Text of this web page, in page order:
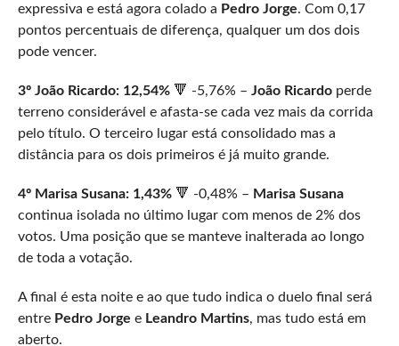
expressiva e está agora colado a Pedro Jorge. Com 0,17
pontos percentuais de diferença, qualquer um dos dois
pode vencer.
3º João Ricardo: 12,54%🔻 -5,76% – João Ricardoperde
terreno considerável e afasta-se cada vez mais da corrida
pelo título. O terceiro lugar está consolidado mas a
distância para os dois primeiros é já muito grande.
4º Marisa Susana: 1,43%🔻 -0,48% – Marisa Susana
continua isolada no último lugar com menos de 2% dos
votos. Uma posição que se manteve inalterada ao longo
de toda a votação.
A final é esta noite e ao que tudo indica o duelo final será
entre Pedro Jorge e Leandro Martins, mas tudo está em
aberto.